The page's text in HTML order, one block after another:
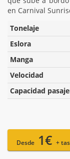
en Carnival
Tonelaje
Eslora
Manga
Velocidad
Capacidad
Desde1€ +